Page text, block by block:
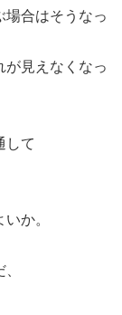
場合はそうなっ
が見えなくなっ
して
か。